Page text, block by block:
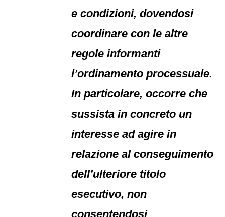
e condizioni, dovendosi
coordinare con le altre
regole informanti
l’ordinamento processuale.
In particolare, occorre che
sussista in concreto un
interesse ad agire in
relazione al conseguimento
dell’ulteriore titolo
esecutivo, non
consentendosi